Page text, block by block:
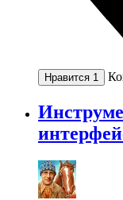
Нравится 1